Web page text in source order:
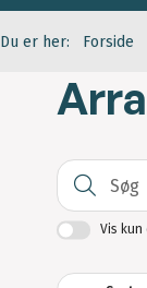
Du er her: Forside
Vis